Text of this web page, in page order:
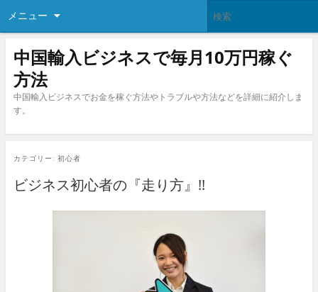
メニュー
中国輸入ビジネスで毎月10万円稼ぐ
方法
中国輸入ビジネスでお金を稼ぐ方法やトラブルや方法などを詳細に紹介しま
す。
カテゴリー: 初心者
ビジネス初心者の『走り方』!!